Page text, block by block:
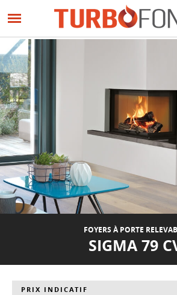
au
principal
FOYERS À PORTE
SIGMA 79
PRIX INDICATIF
Panneau de gestion des cookies